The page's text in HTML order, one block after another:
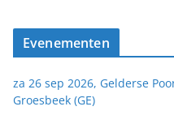
Evenementen
za 26 sep 2026, Gelderse
Groesbeek (GE)